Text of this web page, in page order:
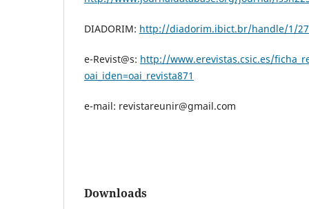
DIADORIM: http://diadorim.ibict.br/handle/1/
e-Revist@s: http://www.erevistas.csic.es/
oai_iden=oai_revista871
e-mail: revistareunir@gmail.com
Downloads